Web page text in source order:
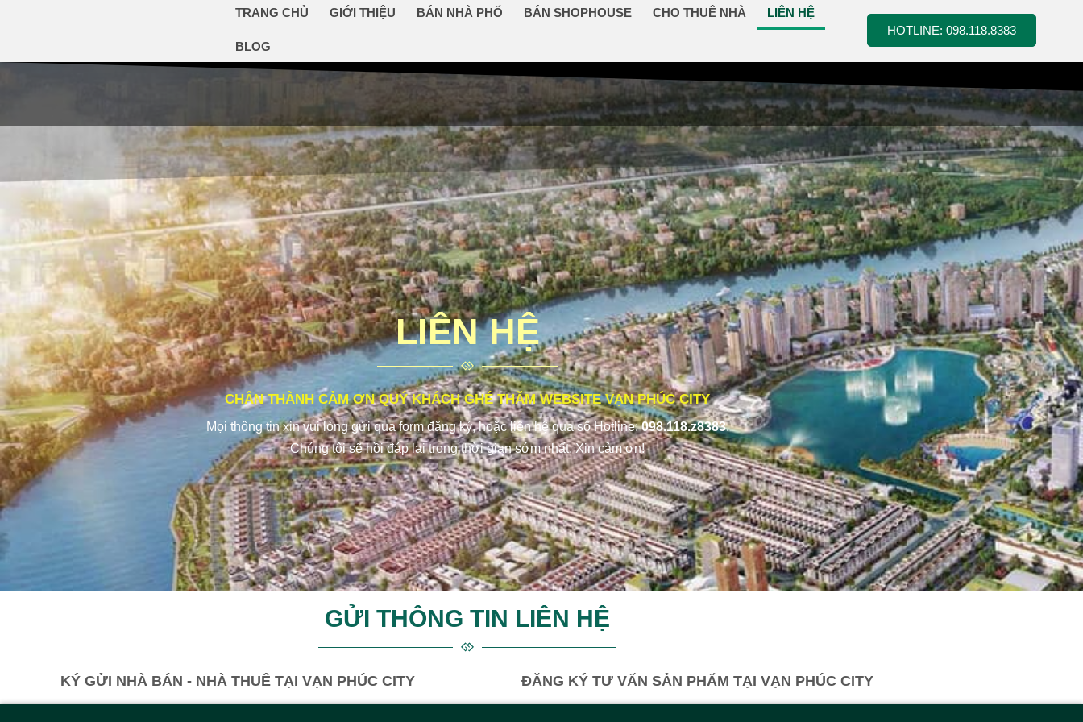
TRANG CHỦ GIỚI THIỆU BÁN NHÀ PHỐ BÁN SHOPHOUSE CHO THUÊ NHÀ LIÊN HỆ
BLOG
HOTLINE: 098.118.8383
LIÊN HỆ
CHÂN THÀNH CẢM ƠN QUÝ KHÁCH GHÉ THĂM WEBSITE VẠN PHÚC CITY
Mọi thông tin xin vui lòng gửi qua form đăng ký, hoặc liên hệ qua số Hotline:098.118.z8383.
Chúng tôi sẽ hồi đáp lại trong thời gian sớm nhất. Xin cảm ơn!
GỬI THÔNG TIN LIÊN HỆ
KÝ GỬI NHÀ BÁN - NHÀ THUÊ TẠI VẠN PHÚC CITY ĐĂNG KÝ TƯ VẤN SẢN PHẨM TẠI VẠN PHÚC CITY